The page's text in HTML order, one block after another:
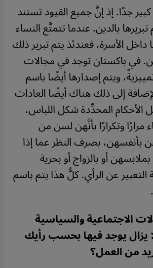
جدًا. إذ إنَّ جميع القيود تستند
بالدين. عندما تتمتَّع النساء
الأسرة، فعندئذ يتم تبرير ذلك
في باكستان توجد في مجالات
ويتم إصدارها أيضًا باسم
إلى ذلك هناك أيضًا العادات
الأحكام المحدِّدة شكل اللباس،
مرارًا وتكرارًا بأنَّهن لسن من
بصرف النظر عما إذا
أو بالزواج أو بحرية
التعبير عن الرأي. كلُّ هذا يتم باسم
.
الاجتماعية والسياسية
يزال يوجد فيها بحسب رأيك
من العمل؟